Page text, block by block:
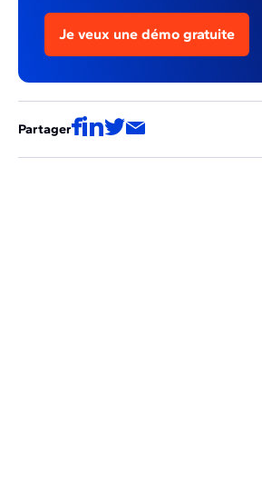
Je veux une démo gratuite
Partager